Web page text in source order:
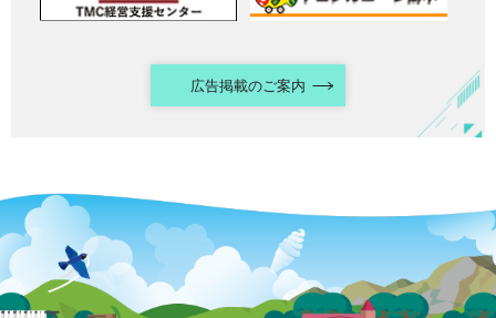
広告掲載のご案内